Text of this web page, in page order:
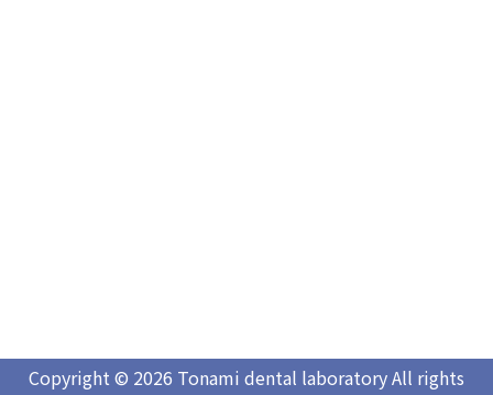
Copyright © 2026 Tonami dental laboratory All rights